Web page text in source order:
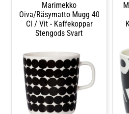
Marimekko
Oiva/räsymatto Mugg 40
Cl / Vit - Kaffekoppar
Stengods Svart